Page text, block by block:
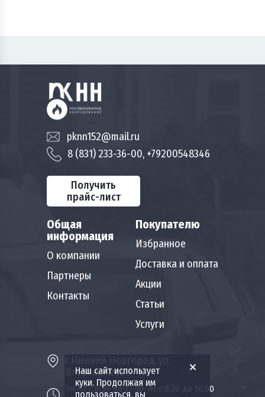
Наш сайт использует
куки. Продолжая им
пользоваться, вы
Общая
информация
О компании
Партнеры
Контакты
Покупателю
Избранное
Доставка и оплата
Акции
Статьи
Услуги
pknn152@mail.ru
8 (831) 233-36-00, +79200548346
Получить
прайс-лист
Вторчермета 9 "А"
пн-чт с 8.30 до 17.00, пт с 8.30 до 16.00